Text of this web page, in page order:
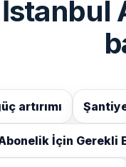
İstanbul
artırımı
İçin Gerekli